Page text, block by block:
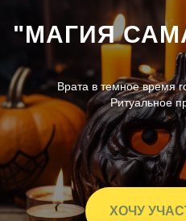
"МАГИЯ
Врата в темное время
Ритуальное
ХОЧУ